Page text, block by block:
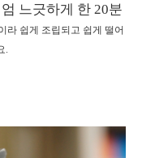
느긋하게 한 20분
라 쉽게 조립되고 쉽게 떨어